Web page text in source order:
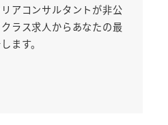
アコンサルタントが非公
ラス求人からあなたの最
ます。